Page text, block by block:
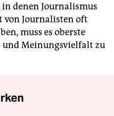
denen Journalismus
von Journalisten oft
muss es oberste
und Meinungsvielfalt zu